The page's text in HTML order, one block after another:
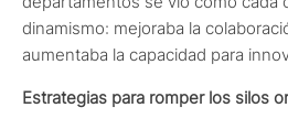
dinamismo: mejoraba la
aumentaba la capacidad para
Estrategias para romper los silos